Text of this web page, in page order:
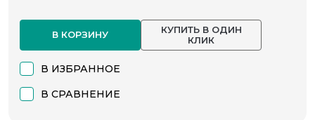
В КОРЗИНУ
КУПИТЬ В ОДИН
КЛИК
В ИЗБРАННОЕ
В СРАВНЕНИЕ